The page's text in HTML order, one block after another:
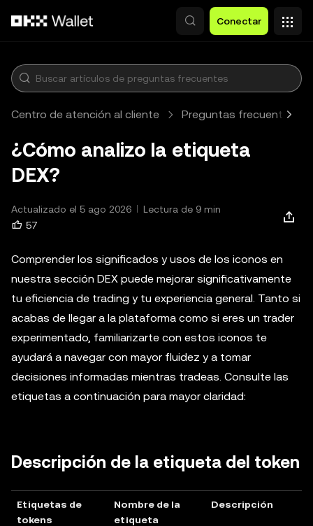
Conectar
Centro de atención al cliente Preguntas frecuentes
¿Cómo analizo la etiqueta
DEX?
Actualizado el 5 ago 2026
Lectura de 9 min
57
Comprender los significados y usos de los iconos en
nuestra sección DEX puede mejorar significativamente
tu eficiencia de trading y tu experiencia general. Tanto si
acabas de llegar a la plataforma como si eres un trader
experimentado, familiarizarte con estos iconos te
ayudará a navegar con mayor fluidez y a tomar
decisiones informadas mientras tradeas. Consulte las
etiquetas a continuación para mayor claridad:
Descripción de la etiqueta del token
Etiquetas de
tokens
Nombre de la
etiqueta
Descripción